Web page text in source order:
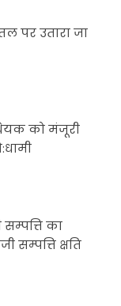
पर उतारा जा
को मंजूरी
का
क्षति